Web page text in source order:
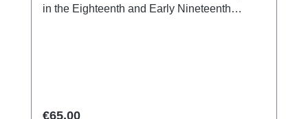
in the Eighteenth and Early Nineteenth
Regular price:
€65.00